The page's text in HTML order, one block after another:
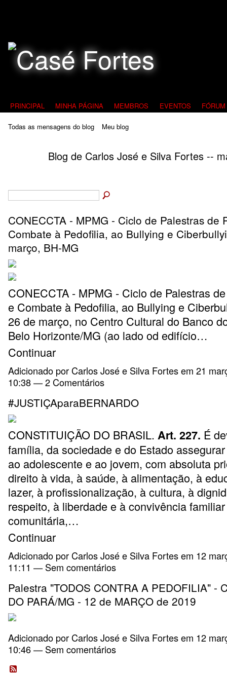
PRINCIPAL MINHA PÁGINA MEMBROS EVENTOS FÓRUM
Todas as mensagens do blog Meu blog
Blog de Carlos José e Silva Fortes --
CONECCTA - MPMG - Ciclo de Palestras de
Combate à Pedofilia, ao Bullying e
março, BH-MG
CONECCTA - MPMG - Ciclo de Palestras
e Combate à Pedofilia, ao Bullying e
26 de março, no Centro Cultural do Banco
Belo Horizonte/MG (ao lado od edifício…
Continuar
Adicionado por Carlos José e Silva Fortesem 21
10:38 —2 Comentários
#JUSTIÇAparaBERNARDO
CONSTITUIÇÃO DO BRASIL. Art. 227. É
família, da sociedade e do Estado
ao adolescente e ao jovem, com absoluta
direito à vida, à saúde, à alimentação, à
lazer, à profissionalização, à cultura, à
respeito, à liberdade e à convivência
comunitária,…
Continuar
Adicionado por Carlos José e Silva Fortesem 12
11:11 — Sem comentários
Palestra "TODOS CONTRA A PEDOFILIA" -
DO PARÁ/MG - 12 de MARÇO de 2019
Adicionado por Carlos José e Silva Fortesem 12
10:46 — Sem comentários